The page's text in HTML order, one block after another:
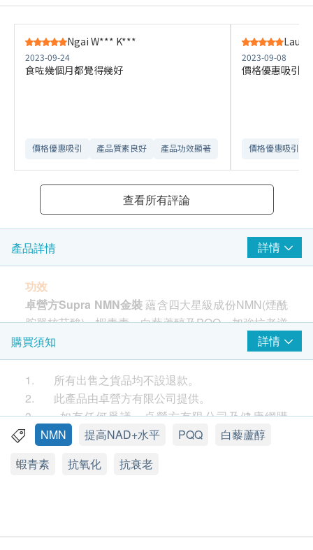
Ngai W*** K***
2023-09-24
食咗幾個月都覺得幾好
價格優惠吸引 產品質素良好 產品功效顯著
Lau
2023-09-08
價格優惠吸引,
價格優惠吸引
查看所有評論
產品詳情 詳情
功效
卓營方Supra NMN金裝蘊含四大星級成份NMN(煙酰
胺單核苷酸)、蝦青素、白藜蘆醇及PQQ，加強抗老逆
齡的功效，為你帶出健康神采。
NMN
– 有效地活化細胞機能，延緩衰老，亦能加強身
體修復能力
蝦青素– 有助維持眼睛健康，延緩視力老化
白藜蘆醇 – 高度鎖水保濕，提升皮膚彈力，保持青春
容貌
PQQ– 啟動腦細胞有更多能量，令頭腦更靈活清晰，
購買須知 詳情
1. 所有出售之貨品均不設退款。
2. 此產品由卓營方有限公司提供。
3. 如有任何爭議，卓營方有限公司及健康網購
health.ESDlife保留最終決議權。
1. 購買卓營方
產品總額滿HK$500，即可享香港一
NMN 提高NAD+水平 PQQ
白藜蘆醇
蝦青素
抗氧化 抗衰老